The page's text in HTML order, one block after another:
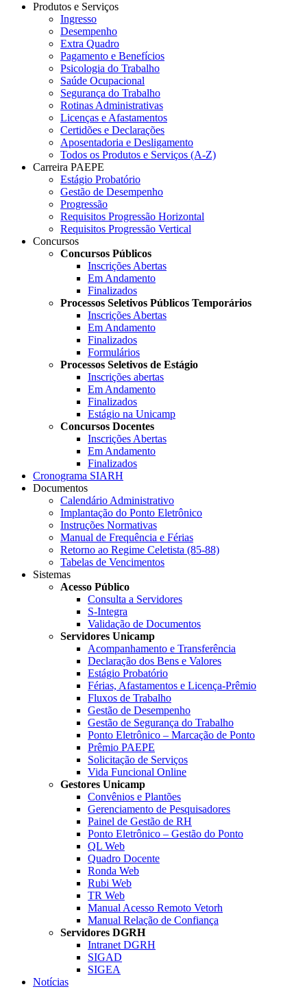
Produtos e Serviços
Ingresso
Desempenho
Extra Quadro
Pagamento e Benefícios
Psicologia do Trabalho
Saúde Ocupacional
Segurança do Trabalho
Rotinas Administrativas
Licenças e Afastamentos
Certidões e Declarações
Aposentadoria e Desligamento
Todos os Produtos e Serviços (A-Z)
Carreira PAEPE
Estágio Probatório
Gestão de Desempenho
Progressão
Requisitos Progressão Horizontal
Requisitos Progressão Vertical
Concursos
Concursos Públicos
Inscrições Abertas
Em Andamento
Finalizados
Processos Seletivos Públicos Temporários
Inscrições Abertas
Em Andamento
Finalizados
Formulários
Processos Seletivos de Estágio
Inscrições abertas
Em Andamento
Finalizados
Estágio na Unicamp
Concursos Docentes
Inscrições Abertas
Em Andamento
Finalizados
Cronograma SIARH
Documentos
Calendário Administrativo
Implantação do Ponto Eletrônico
Instruções Normativas
Manual de Frequência e Férias
Retorno ao Regime Celetista (85-88)
Tabelas de Vencimentos
Sistemas
Acesso Público
Consulta a Servidores
S-Integra
Validação de Documentos
Servidores Unicamp
Acompanhamento e Transferência
Declaração dos Bens e Valores
Estágio Probatório
Férias, Afastamentos e Licença-Prêmio
Fluxos de Trabalho
Gestão de Desempenho
Gestão de Segurança do Trabalho
Ponto Eletrônico – Marcação de Ponto
Prêmio PAEPE
Solicitação de Serviços
Vida Funcional Online
Gestores Unicamp
Convênios e Plantões
Gerenciamento de Pesquisadores
Painel de Gestão de RH
Ponto Eletrônico – Gestão do Ponto
QL Web
Quadro Docente
Ronda Web
Rubi Web
TR Web
Manual Acesso Remoto Vetorh
Manual Relação de Confiança
Servidores DGRH
Intranet DGRH
SIGAD
SIGEA
Notícias